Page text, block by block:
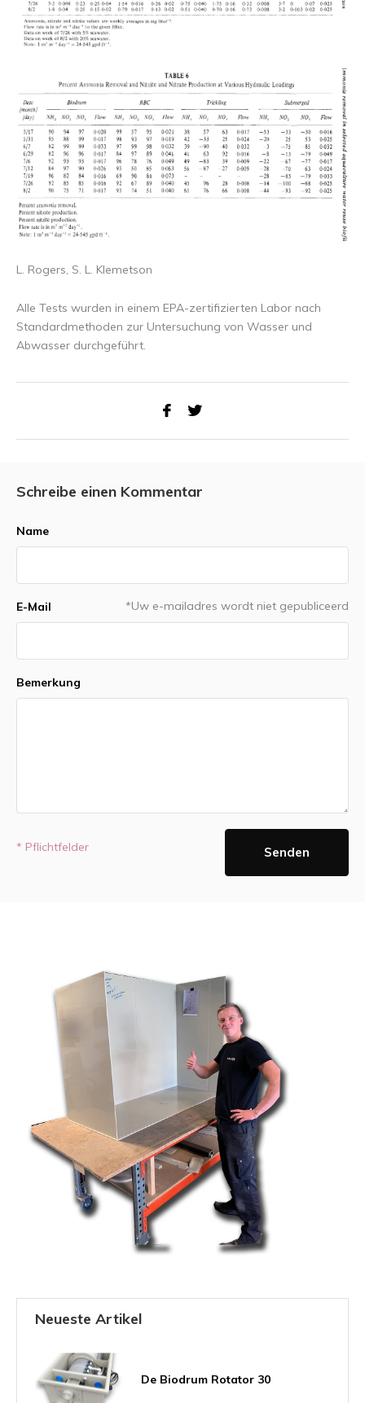
L. Rogers, S. L. Klemetson
Alle Tests wurden in einem EPA-zertifizierten Labor nach
Standardmethoden zur Untersuchung von Wasser und
Abwasser durchgeführt.
Schreibe einen Kommentar
Name
E-Mail *Uw e-mailadres wordt niet gepubliceerd
Bemerkung
* Pflichtfelder Senden
Neueste Artikel
De Biodrum Rotator 30